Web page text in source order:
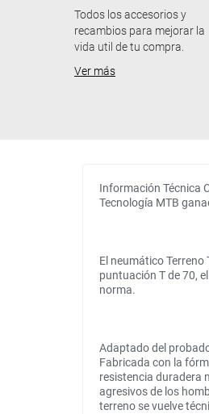
Todos los accesorios y
recambios para mejorar la
vida util de tu compra.
Ver más
Información Técnica
Tecnología MTB
El neumático
puntuación T de 70,
norma.
Adaptado del
Fabricada con la
resistencia duradera
agresivos de los
terreno se vuelve